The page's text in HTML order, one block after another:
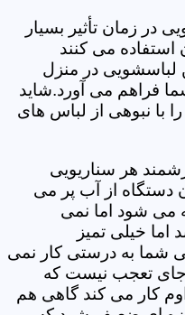
در زمان تأثیر بسیار
استفاده می کنند
در منزل
فراهم می آورد.شاید
با نبوهی از لباس های
هر سناریویی
از آب پر می
می شود اما نمی
خیلی تمیز
شما به درستی کار نمی
تعجب نیست که
کار می کند گاهی هم